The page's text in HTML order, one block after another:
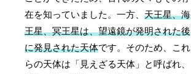
在を知っていました。一方、天王星、海
王星、冥王星は、望遠鏡が発明された後
に発見された天体です。そのため、これ
らの天体は「見えざる天体」と呼ばれ、